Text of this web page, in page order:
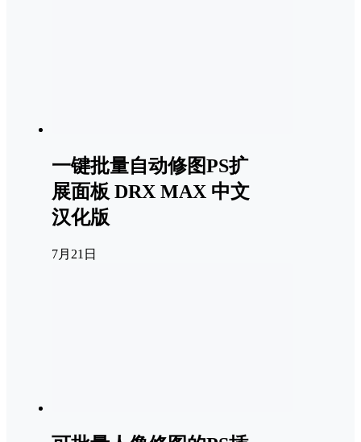
一键批量自动修图PS扩
展面板 DRX MAX 中文
汉化版
7月21日